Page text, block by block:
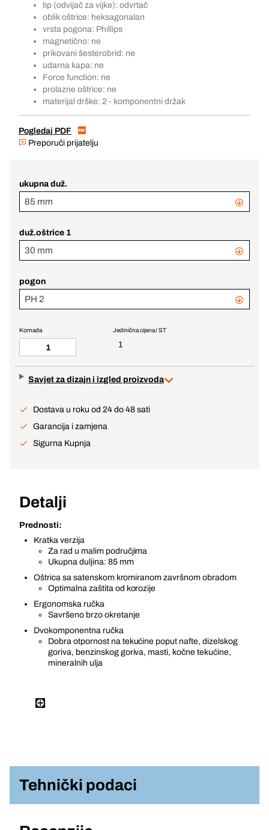
tip (odvijač za vijke): odvrtač
oblik oštrice: heksagonalan
vrsta pogona: Phillips
magnetično: ne
prikovani šesterobrid: ne
udarna kapa: ne
Force function: ne
prolazne oštrice: ne
materijal drške: 2 - komponentni držak
Pogledaj PDF
Preporuči prijatelju
ukupna duž.
85 mm
duž.oštrice 1
30 mm
pogon
PH 2
Jedinična cijena / ST
1
Komada
Savjet za dizajn i izgled proizvoda
Dostava u roku od 24 do 48 sati
Garancija i zamjena
Sigurna Kupnja
Detalji
Prednosti:
Kratka verzija
Za rad u malim područjima
Ukupna duljina: 85 mm
Oštrica sa satenskom kromiranom završnom obradom
Optimalna zaštita od korozije
Ergonomska ručka
Savršeno brzo okretanje
Dvokomponentna ručka
Dobra otpornost na tekućine poput nafte, dizelskog
goriva, benzinskog goriva, masti, kočne tekućine,
mineralnih ulja
Tehnički podaci